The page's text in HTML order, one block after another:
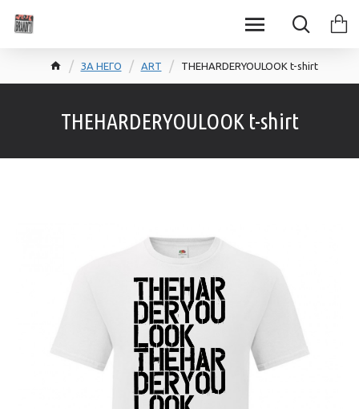
ЗА НЕГО ART THEHARDERYOULOOK t-shirt
THEHARDERYOULOOK t-shirt